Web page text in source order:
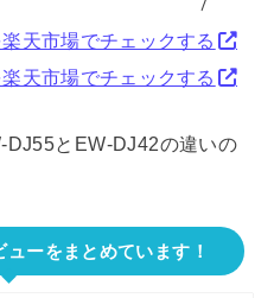
天市場でチェックする
天市場でチェックする
DJ55とEW-DJ42の違いの
ーをまとめています！